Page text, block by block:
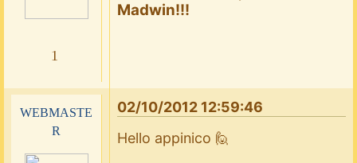
1
Madwin!!!
webmaste
r
02/10/2012 12:59:46
Hello appinico 🙋